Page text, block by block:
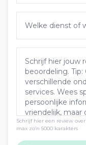
Schrijf hier een review
max zo’n 5000 karakters